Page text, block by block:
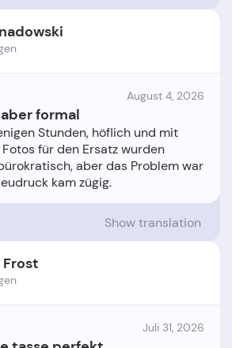
August 4, 2026
formal
Stunden, höflich und mit
für den Ersatz wurden
aber das Problem war
Show translation
Frost
Juli 31, 2026